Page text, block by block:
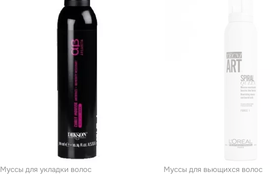
Муссы для укладки волос Муссы для вьющихся волос